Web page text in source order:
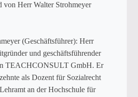
von Herr Walter Strohmeyer
(Geschäftsführer): Herr
und geschäftsführender
TEACHCONSULT GmbH. Er
als Dozent für Sozialrecht
an der Hochschule für